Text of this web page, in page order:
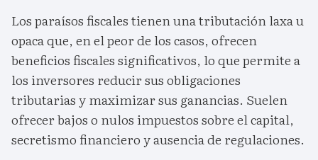
Los paraísos fiscales tienen una tributación laxa u
opaca que, en el peor de los casos, ofrecen
beneficios fiscales significativos, lo que permite a
los inversores reducir sus obligaciones
tributarias y maximizar sus ganancias. Suelen
ofrecer bajos o nulos impuestos sobre el capital,
secretismo financiero y ausencia de regulaciones.